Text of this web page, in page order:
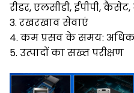
रीडर, एलसीडी, ईपीपी, कैसेट,
3. रखरखाव सेवाएं
4. कम प्रसव के समय:
5. उत्पादों का सख्त परीक्षण